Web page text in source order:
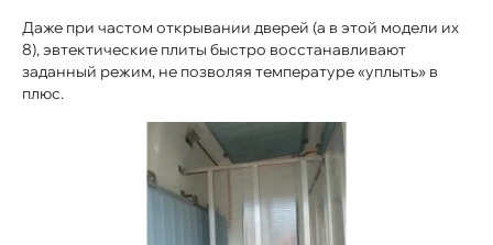
Даже при частом открывании дверей (а в этой модели их
8), эвтектические плиты быстро восстанавливают
заданный режим, не позволяя температуре «уплыть» в
плюс.